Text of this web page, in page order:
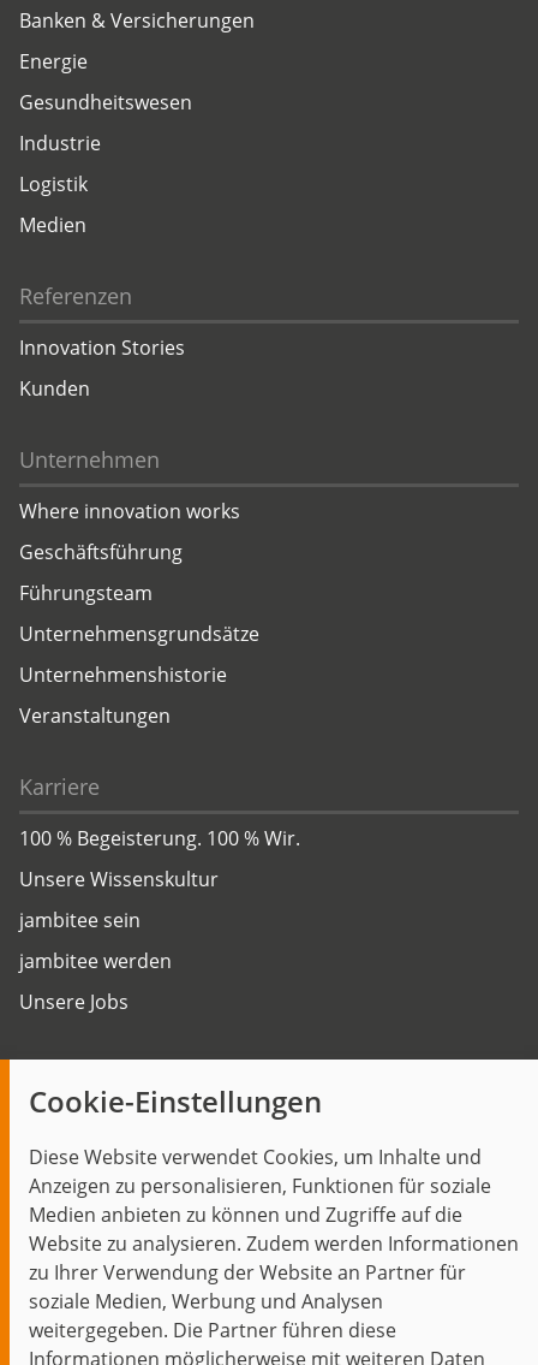
Cookie-Einstellungen
Diese Website verwendet Cookies, um Inhalte und
Anzeigen zu personalisieren, Funktionen für soziale
Medien anbieten zu können und Zugriffe auf die
Website zu analysieren. Zudem werden Informationen
zu Ihrer Verwendung der Website an Partner für
soziale Medien, Werbung und Analysen
weitergegeben. Die Partner führen diese
Informationen möglicherweise mit weiteren Daten
Banken & Versicherungen
Energie
Gesundheitswesen
Industrie
Logistik
Medien
Referenzen
Innovation Stories
Kunden
Unternehmen
Where innovation works
Geschäftsführung
Führungsteam
Unternehmensgrundsätze
Unternehmenshistorie
Veranstaltungen
Karriere
100 % Begeisterung. 100 % Wir.
Unsere Wissenskultur
jambitee sein
jambitee werden
Unsere Jobs
Themen im Fokus
Events
Start Datenschutz Impressum Kontakt